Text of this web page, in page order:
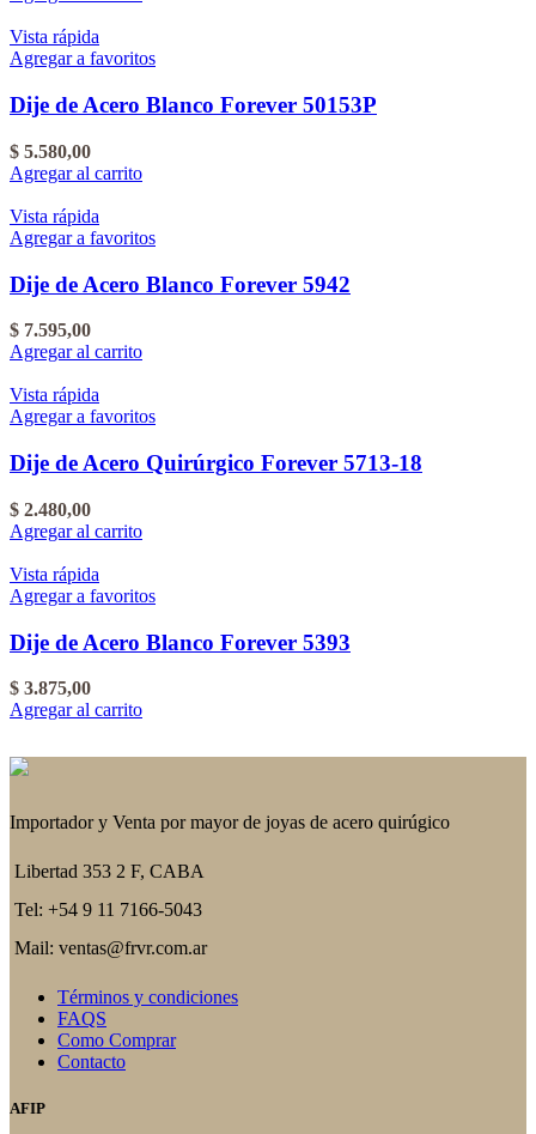
Vista rápida
Agregar a favoritos
Dije de Acero Blanco Forever 50153P
$ 5.580,00
Agregar al carrito
Vista rápida
Agregar a favoritos
Dije de Acero Blanco Forever 5942
$ 7.595,00
Agregar al carrito
Vista rápida
Agregar a favoritos
Dije de Acero Quirúrgico Forever 5713-18
$ 2.480,00
Agregar al carrito
Vista rápida
Agregar a favoritos
Dije de Acero Blanco Forever 5393
$ 3.875,00
Agregar al carrito
Importador y Venta por mayor de joyas de acero quirúgico
Libertad 353 2 F, CABA
Tel: +54 9 11 7166-5043
Mail: ventas@frvr.com.ar
Términos y condiciones
FAQS
Como Comprar
Contacto
AFIP